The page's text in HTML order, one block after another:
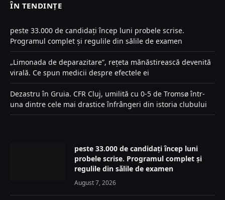
ÎN TENDINȚE
peste 33.000 de candidați încep luni probele scrise.
Programul complet și regulile din sălile de examen
„Limonada de deparazitare”, rețeta mănăstirească devenită
virală. Ce spun medicii despre efectele ei
Dezastru în Gruia. CFR Cluj, umilită cu 0-5 de Tromsø într-
una dintre cele mai drastice înfrângeri din istoria clubului
peste 33.000 de candidați încep luni
probele scrise. Programul complet și
regulile din sălile de examen
August 7, 2026